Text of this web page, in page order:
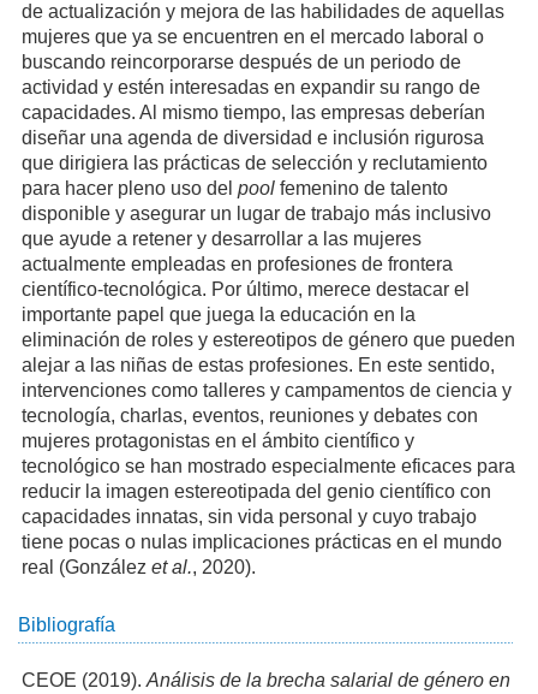
de actualización y mejora de las habilidades de aquellas
mujeres que ya se encuentren en el mercado laboral o
buscando reincorporarse después de un periodo de
actividad y estén interesadas en expandir su rango de
capacidades. Al mismo tiempo, las empresas deberían
diseñar una agenda de diversidad e inclusión rigurosa
que dirigiera las prácticas de selección y reclutamiento
para hacer pleno uso del poolfemenino de talento
disponible y asegurar un lugar de trabajo más inclusivo
que ayude a retener y desarrollar a las mujeres
actualmente empleadas en profesiones de frontera
científico-tecnológica. Por último, merece destacar el
importante papel que juega la educación en la
eliminación de roles y estereotipos de género que pueden
alejar a las niñas de estas profesiones. En este sentido,
intervenciones como talleres y campamentos de ciencia y
tecnología, charlas, eventos, reuniones y debates con
mujeres protagonistas en el ámbito científico y
tecnológico se han mostrado especialmente eficaces para
reducir la imagen estereotipada del genio científico con
capacidades innatas, sin vida personal y cuyo trabajo
tiene pocas o nulas implicaciones prácticas en el mundo
real (González et al., 2020).
Bibliografía
CEOE (2019).Análisis de la brecha salarial de género en